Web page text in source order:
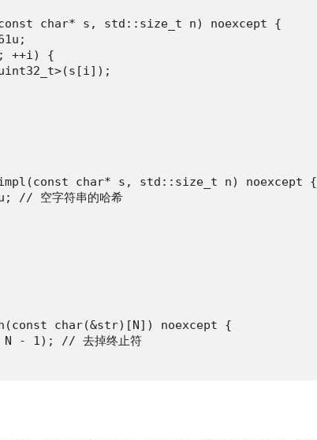
char* s, std::size_t n) noexcept {
++i) {
char* s, std::size_t n) noexcept {
// 空字符串的哈希
char(&str)[N]) noexcept {
- 1); // 去掉终止符